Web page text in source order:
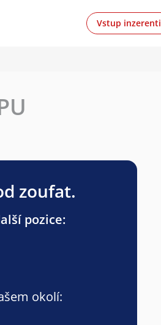
Vstup inzerenti
zoufat.
pozice:
okolí: